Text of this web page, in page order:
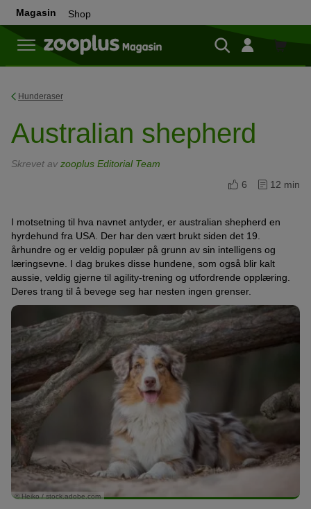
Magasin Shop
Shop
Hunderaser
Australian shepherd
Skrevet av zooplus Editorial Team
6
12 min
I motsetning til hva navnet antyder, er australian shepherd en
hyrdehund fra USA. Der har den vært brukt siden det 19.
århundre og er veldig populær på grunn av sin intelligens og
læringsevne. I dag brukes disse hundene, som også blir kalt
aussie, veldig gjerne til agility-trening og utfordrende opplæring.
Deres trang til å bevege seg har nesten ingen grenser.
© Heiko / stock.adobe.com